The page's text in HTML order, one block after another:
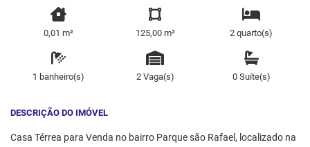
0,01 m² 125,00 m² 2 quarto(s)
1 banheiro(s) 2 Vaga(s) 0 Suíte(s)
DESCRIÇÃO DO IMÓVEL
Casa Térrea para Venda no bairro Parque são Rafael, localizado na